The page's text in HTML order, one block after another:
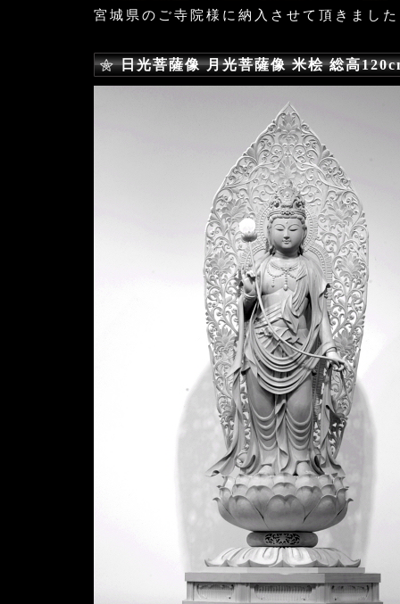
宮城県のご寺院様に納入させて頂きまし
日光菩薩像 月光菩薩像 米桧 総高